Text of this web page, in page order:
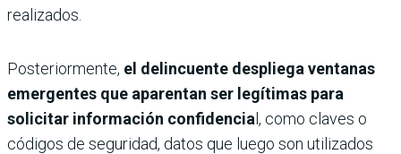
realizados.
Posteriormente, el delincuente despliega ventanas
emergentes que aparentan ser legítimas para
solicitar información confidencial, como claves o
códigos de seguridad, datos que luego son utilizados